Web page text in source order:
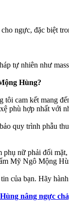
ngực, đặc biệt
tự nhiên như
Hùng?
cam kết mang
phù hợp nhất với
quy trình phẫu
nữ phải đối
Mỹ Ngô Mộng
của bạn. Hãy
nâng ngực